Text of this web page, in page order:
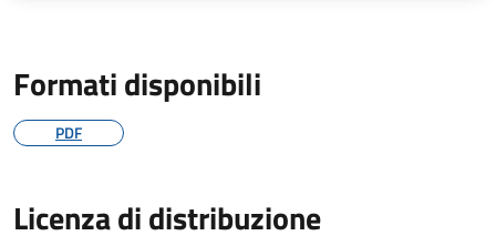
Formati disponibili
PDF
Licenza di distribuzione